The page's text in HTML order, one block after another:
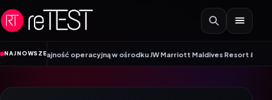
Przejdź do treści
NAJNOWSZEoperacyjną w ośrodku JW Marriott Maldives Resort & Spa dzięki